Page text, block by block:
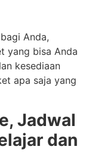
Anda,
yang bisa Anda
kesediaan
apa saja yang
Jadwal
dan